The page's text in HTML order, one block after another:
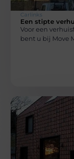
Carlinks
Een stipte
Voor een
bent u bij Move